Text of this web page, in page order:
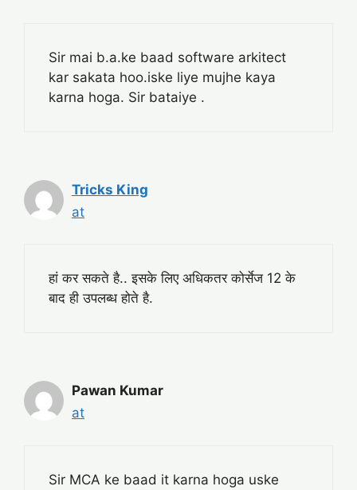
Sir mai b.a.ke baad software arkitect
kar sakata hoo.iske liye mujhe kaya
karna hoga. Sir bataiye .
Tricks King
at
हां कर सकते है.. इसके लिए अधिकतर कोर्सेज 12 के
बाद ही उपलब्ध होते है.
Pawan Kumar
at
Sir MCA ke baad it karna hoga uske